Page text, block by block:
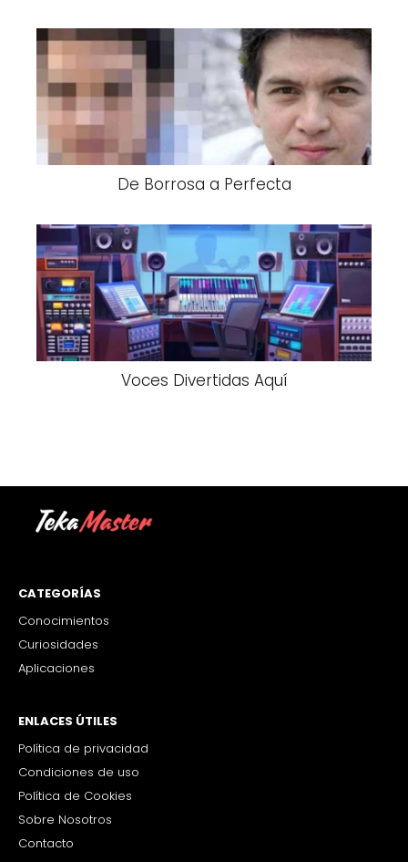
De Borrosa a Perfecta
Voces Divertidas Aquí
CATEGORÍAS
Conocimientos
Curiosidades
Aplicaciones
ENLACES ÚTILES
Política de privacidad
Condiciones de uso
Política de Cookies
Sobre Nosotros
Contacto